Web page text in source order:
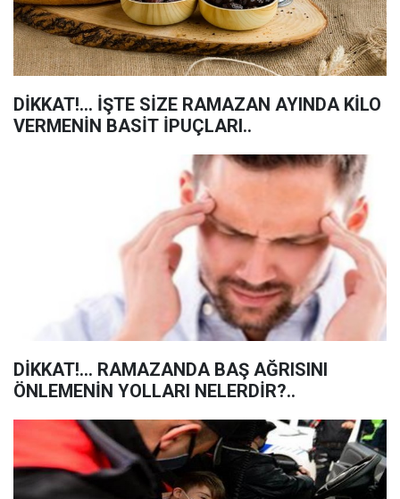
DİKKAT!... İŞTE SİZE RAMAZAN AYINDA KİLO
VERMENİN BASİT İPUÇLARI..
DİKKAT!... RAMAZANDA BAŞ AĞRISINI
ÖNLEMENİN YOLLARI NELERDİR?..